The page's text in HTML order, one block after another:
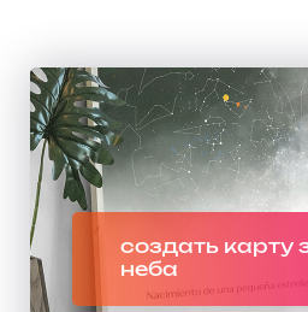
создать карту
неба